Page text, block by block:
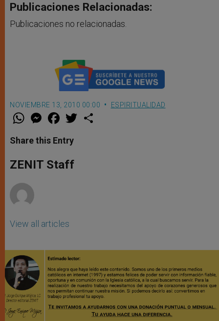
Publicaciones Relacionadas:
Publicaciones no relacionadas.
NOVIEMBRE 13, 2010 00:00 ESPIRITUALIDAD
W
t
s
p
p
M
e
s
e
g
e
F
a
e
b
o
k
w
Share this Entry
ZENIT Staff
View all articles